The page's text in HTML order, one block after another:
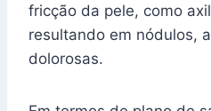
fricção da pele, como
resultando em nódulos,
dolorosas.